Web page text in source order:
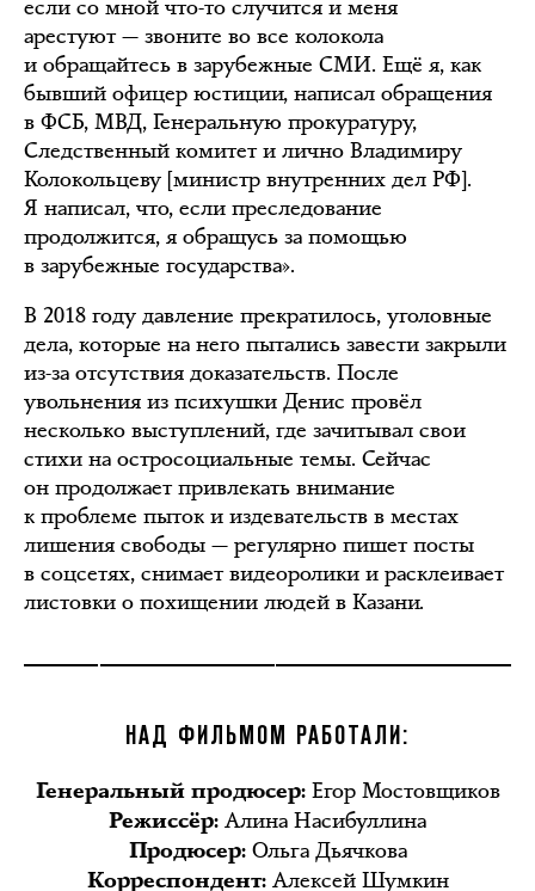
если со мной что-то случится и меня
арестуют — звоните во все колокола
и обращайтесь в зарубежные СМИ. Ещё я, как
бывший офицер юстиции, написал обращения
в ФСБ, МВД, Генеральную прокуратуру,
Следственный комитет и лично Владимиру
Колокольцеву [министр внутренних дел РФ].
Я написал, что, если преследование
продолжится, я обращусь за помощью
в зарубежные государства».
В 2018 году давление прекратилось, уголовные
дела, которые на него пытались завести закрыли
из-за отсутствия доказательств. После
увольнения из психушки Денис провёл
несколько выступлений, где зачитывал свои
стихи на остросоциальные темы. Сейчас
он продолжает привлекать внимание
к проблеме пыток и издевательств в местах
лишения свободы — регулярно пишет посты
в соцсетях, снимает видеоролики и расклеивает
листовки о похищении людей в Казани.
НАД ФИЛЬМОМ РАБОТАЛИ:
Генеральный продюсер:Егор Мостовщиков
Режиссёр: Алина Насибуллина
Продюсер: Ольга Дьячкова
Корреспондент:Алексей Шумкин